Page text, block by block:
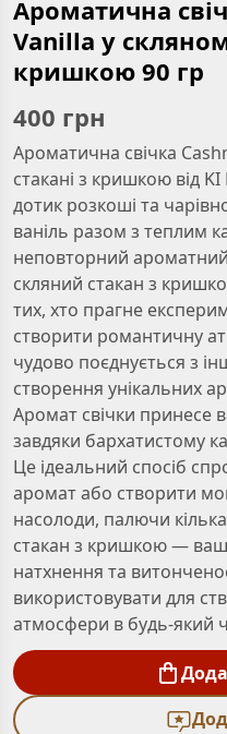
Ароматична
Vanilla у
кришкою 90 гр
400 грн
Ароматична свічка
стакані з кришкою від
дотик розкоші та
ваніль разом з теплим
неповторний
скляний стакан з
тих, хто прагне
створити романтичну
чудово поєднується з
створення унікальних
Аромат свічки принесе
завдяки бархатистому
Це ідеальний спосіб
аромат або створити
насолоди, палючи
стакан з кришкою —
натхнення та
використовувати для
атмосфери в будь-який